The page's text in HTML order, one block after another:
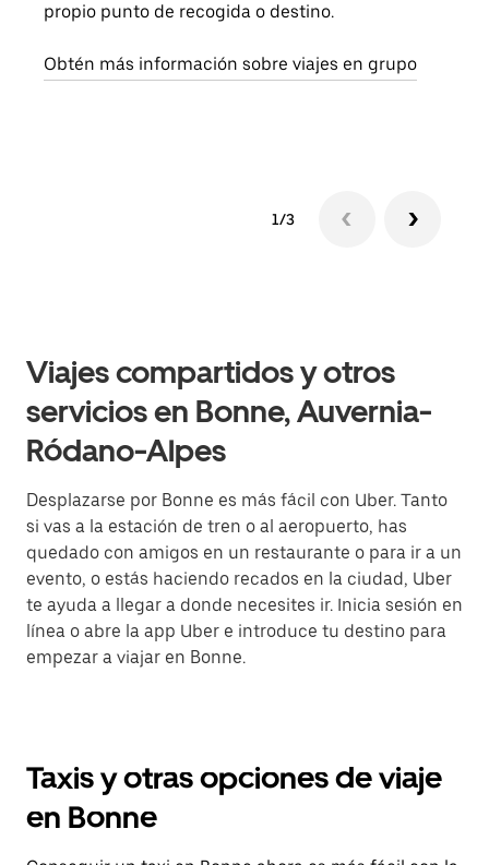
propio punto de recogida o destino.
Obtén más información sobre viajes en grupo
1/3
Viajes compartidos y otros
servicios en Bonne, Auvernia-
Ródano-Alpes
Desplazarse por Bonne es más fácil con Uber. Tanto
si vas a la estación de tren o al aeropuerto, has
quedado con amigos en un restaurante o para ir a un
evento, o estás haciendo recados en la ciudad, Uber
te ayuda a llegar a donde necesites ir. Inicia sesión en
línea o abre la app Uber e introduce tu destino para
empezar a viajar en Bonne.
Taxis y otras opciones de viaje
en Bonne